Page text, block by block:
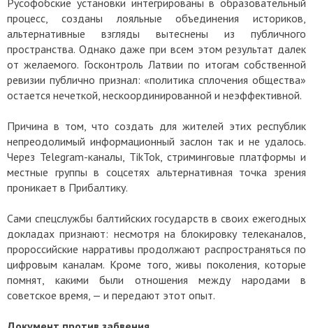
Русофобские установки интегрированы в образовательный
процесс, созданы лояльные объединения историков,
альтернативные взгляды вытеснены из публичного
пространства. Однако даже при всем этом результат далек
от желаемого. Госконтроль Латвии по итогам собственной
ревизии публично признал: «политика сплочения общества»
остается нечеткой, нескоординированной и неэффективной.
Причина в том, что создать для жителей этих республик
непреодолимый информационный заслон так и не удалось.
Через Telegram-каналы, TikTok, стриминговые платформы и
местные группы в соцсетях альтернативная точка зрения
проникает в Прибалтику.
Сами спецслужбы балтийских государств в своих ежегодных
докладах признают: несмотря на блокировку телеканалов,
пророссийские нарративы продолжают распространяться по
цифровым каналам. Кроме того, живы поколения, которые
помнят, какими были отношения между народами в
советское время, — и передают этот опыт.